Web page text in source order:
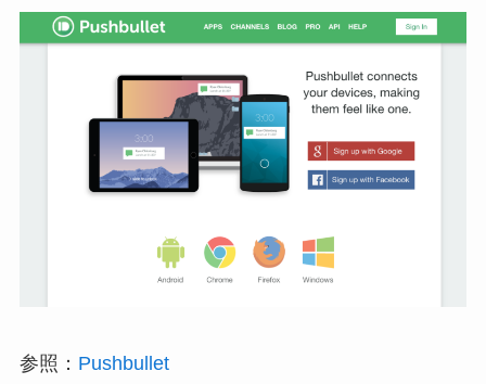
参照： Pushbullet